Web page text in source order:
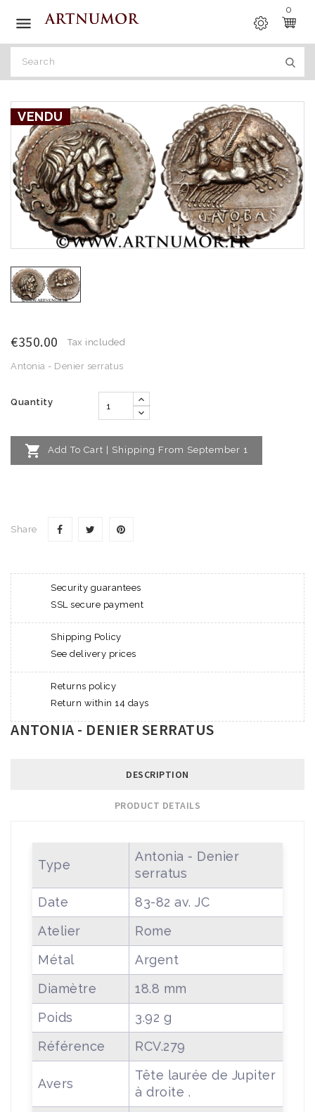

0
VENDU
€350.00 Tax included
Antonia - Denier serratus
Quantity
 Add To Cart | Shipping From September 1
Share
Security guarantees
SSL secure payment
Shipping Policy
See delivery prices
Returns policy
Return within 14 days
ANTONIA - DENIER SERRATUS
DESCRIPTION
PRODUCT DETAILS
Type
Antonia - Denier
serratus
Date
83-82 av. JC
Atelier
Rome
Métal
Argent
Diamètre
18.8 mm
Poids
3.92 g
Référence
RCV.279
Avers
Tête laurée de Jupiter
à droite .